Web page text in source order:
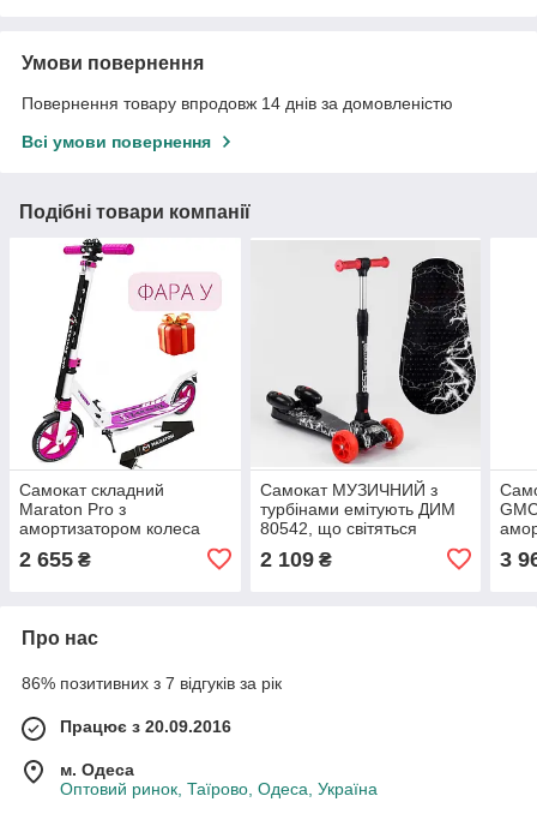
Умови повернення
Повернення товару впродовж 14 днів за домовленістю
Всі умови повернення
Подібні товари компанії
Самокат складний
Maraton Pro з
амортизатором колеса
2 655 ₴
Самокат МУЗИЧНИЙ з
турбінами емітують ДИМ
80542, що світяться
2 109₴ 3
Про нас
86% позитивних з 7 відгуків за рік
Працює з 20.09.2016
м. Одеса
Оптовий ринок, Таїрово, Одеса, Україна